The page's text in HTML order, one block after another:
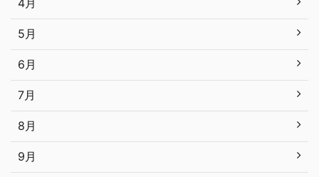
5月
6月
7月
8月
9月